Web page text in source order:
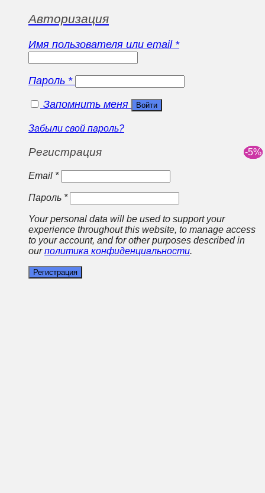
Авторизация
Имя пользователя или email *
Пароль *
Запомнить меня
Войти
Забыли свой пароль?
Регистрация
Email *
Пароль *
Your personal data will be used to support your
experience throughout this website, to manage access
to your account, and for other purposes described in
ourполитика конфиденциальности.
Регистрация